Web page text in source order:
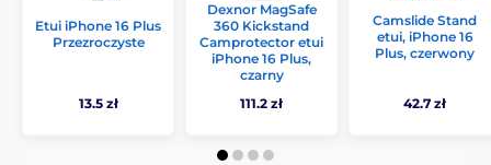
Etui iPhone 16 Plus
Przezroczyste
13.5 zł
Dexnor MagSafe
360 Kickstand
Camprotector etui
iPhone 16 Plus,
czarny
111.2 zł
Camslide Stand
etui, iPhone 16
Plus, czerwony
42.7 zł